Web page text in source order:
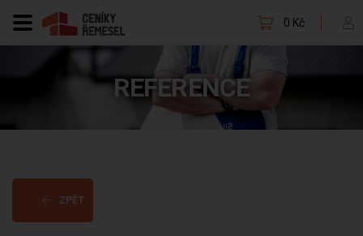
0 Kč
REFERENCE
ZPĚT